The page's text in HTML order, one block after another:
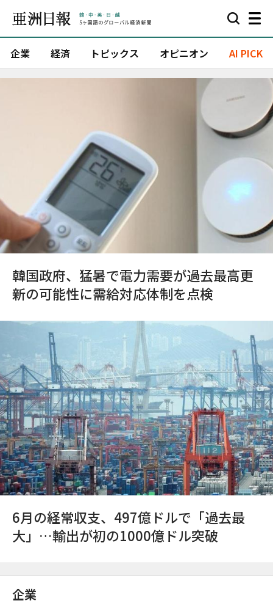
企業 経済 トピックス オピニオン AI PICK
韓国政府、猛暑で電力需要が過去最高更
新の可能性に需給対応体制を点検
6月の経常収支、497億ドルで「過去最
大」…輸出が初の1000億ドル突破
企業